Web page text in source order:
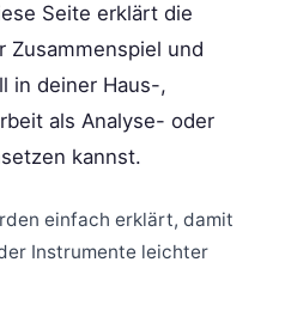
Seite erklärt die
Zusammenspiel und
in deiner Haus-,
als Analyse- oder
kannst.
einfach erklärt, damit
Instrumente leichter